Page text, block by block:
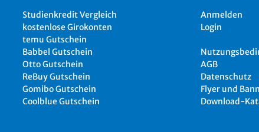
Studienkredit Vergleich
kostenlose Girokonten
temu Gutschein
Babbel Gutschein
Otto Gutschein
ReBuy Gutschein
Gomibo Gutschein
Coolblue Gutschein
Anmelden
Login
AGB
Datenschutz
Flyer und
Download-